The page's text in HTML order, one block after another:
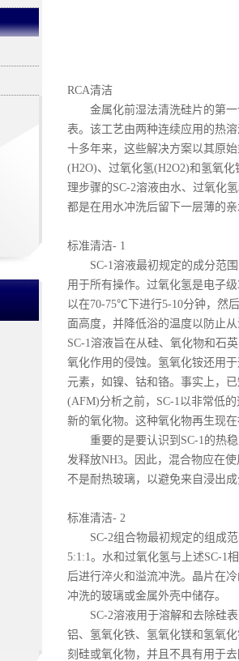
RCA清洁
金属化前湿法清洗硅片的第
表。该工艺由两种连续应用的热
十多年来，这些解决方案以其原
(H2O)、过氧化氢(H2O2)和氢氧
理步骤的SC-2溶液由水、过氧化
都是在用水冲洗后留下一层薄的亲
标准清洁- 1
SC-1溶液最初规定的成分范
用于所有操作。过氧化氢是电子
以在70-75℃下进行5-10分钟，然
面高度，并降低浴的温度以防止
SC-1溶液旨在从硅、氧化物和石
氧化作用的侵蚀。氢氧化铵还用
元素，如镍、钴和铬。事实上，
(AFM)分析之前，SC-1以非常低
新的氧化物。这种氧化物再生现
重要的是要认识到 SC-1的热
发释放NH3。因此，混合物应在
不是耐热玻璃，以避免来自浸出成
标准清洁- 2
SC-2组合物最初规定的组成
5:1:1。水和过氧化氢与上述SC-1
后进行淬火和溢流冲洗。晶片在
冲洗的玻璃或金属外壳中储存。
SC-2溶液用于溶解和去除硅
铝、氢氧化铁、氢氧化镁和氢氧
刻硅或氧化物，并且不具有用于